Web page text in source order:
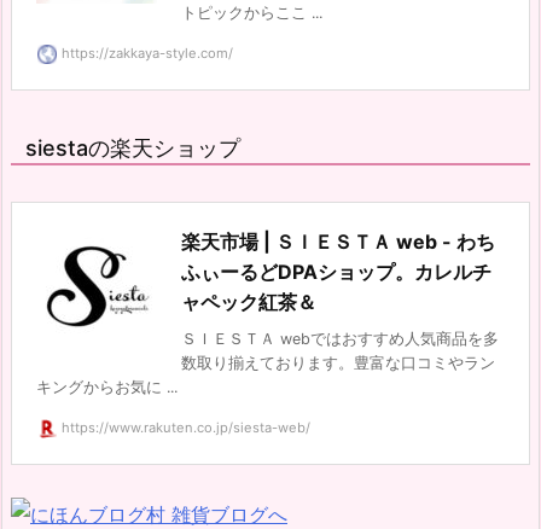
トピックからここ ...
https://zakkaya-style.com/
siestaの楽天ショップ
楽天市場 | ＳＩＥＳＴＡ web - わち
ふぃーるどDPAショップ。カレルチ
ャペック紅茶＆
ＳＩＥＳＴＡ webではおすすめ人気商品を多
数取り揃えております。豊富な口コミやラン
キングからお気に ...
https://www.rakuten.co.jp/siesta-web/